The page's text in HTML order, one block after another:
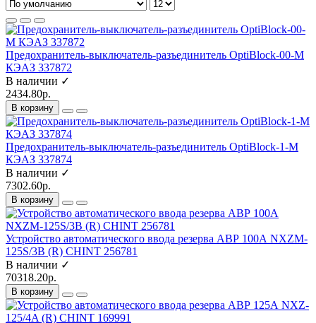
Предохранитель-выключатель-разъединитель OptiBlock-00-M
КЭАЗ 337872
В наличии ✓
2434.80р.
В корзину
Предохранитель-выключатель-разъединитель OptiBlock-1-M
КЭАЗ 337874
В наличии ✓
7302.60р.
В корзину
Устройство автоматического ввода резерва АВР 100А NXZM-
125S/3B (R) CHINT 256781
В наличии ✓
70318.20р.
В корзину